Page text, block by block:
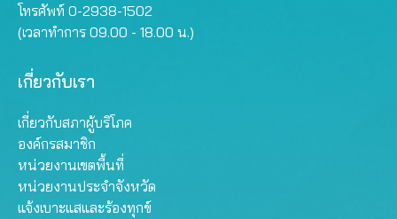
โทรศัพท์ 0-2938-1502
(เวลาทำการ 09.00 - 18.00 น.)
เกี่ยวกับเรา
เกี่ยวกับสภาผู้บริโภค
องค์กรสมาชิก
หน่วยงานเขตพื้นที่
หน่วยงานประจำจังหวัด
แจ้งเบาะแสและร้องทุกข์